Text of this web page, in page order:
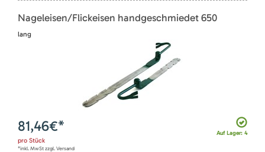
Nageleisen/Flickeisen handgeschmiedet 650
lang
Auf Lager: 4
81,46€*
pro Stück
*inkl. MwSt zzgl. Versand